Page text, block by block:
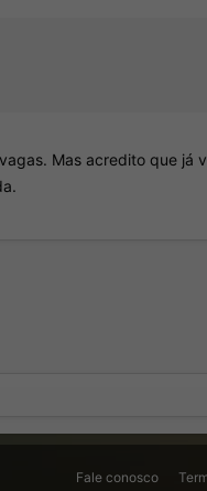
Mas acredito que já
Fale conosco